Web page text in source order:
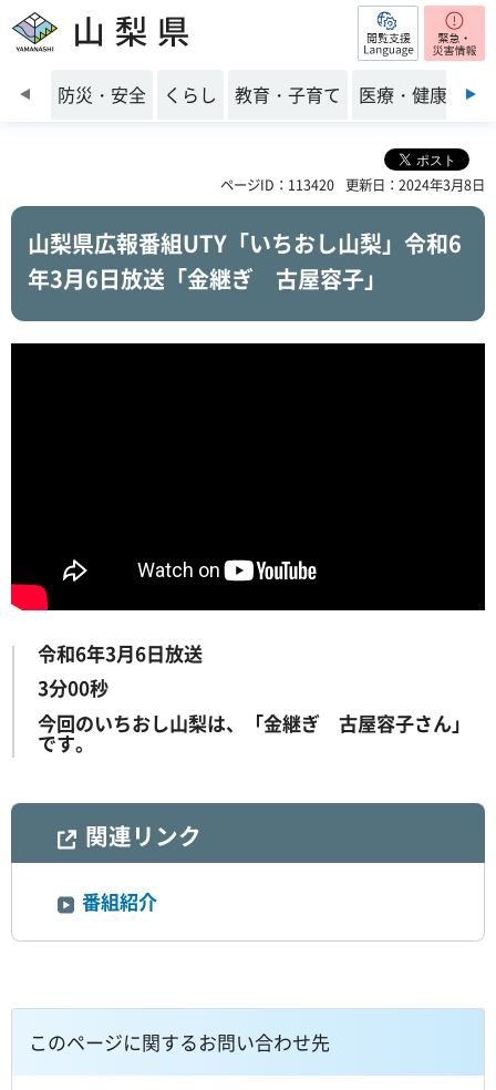
山梨県 閲覧支援
前のスライドを表示
防災・安全 くらし 教育・子育て 医療・健康・福
ページID：113420 更新日：2024年3月8日
山梨県広報番組UTY「いちおし山梨」令和6
年3月6日放送「金継ぎ 古屋容子」
令和6年3月6日放送
3分00秒
今回のいちおし山梨は、「金継ぎ 古屋容子さん」
です。
関連リンク
番組紹介
このページに関するお問い合わせ先